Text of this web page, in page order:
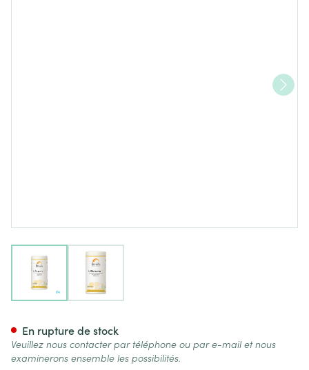
View larger imageView larger image
En rupture de stock
Veuillez nous contacter par téléphone ou par e-mail et nous
examinerons ensemble les possibilités.